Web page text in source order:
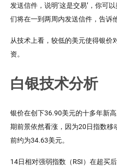
发送信件，说明‘这是交易’，你可
们将在一到两周内发送信件，告诉
从技术上看，较低的美元使得银价
资。
白银技术分析
银价在创下36.90美元的十多年新
期前景依然看涨，因为20日指数移
前约为34.63美元。
14日相对强弱指数（RSI）在超买